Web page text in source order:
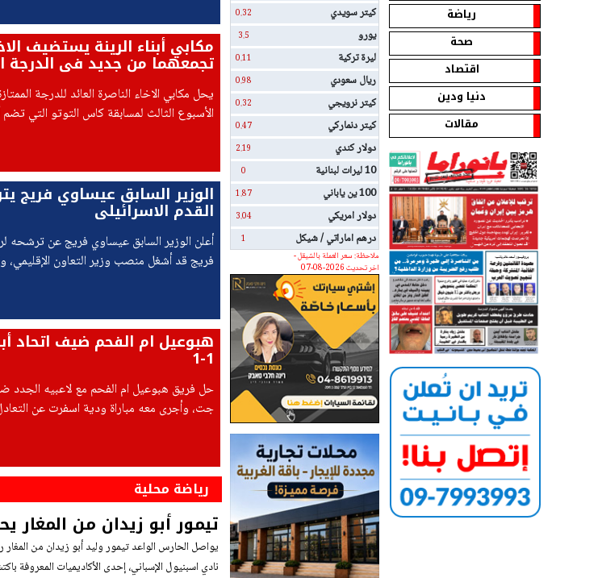
رياضة
صحة
اقتصاد
دنيا ودين
مقالات
كيتر سويدي 0.32
يورو 3.5
ليرة تركية 0.11
ريال سعودي 0.98
كيتر نرويجي 0.32
كيتر دنماركي 0.47
دولار كندي 2.19
10 ليرات لبنانية 0
100 ين ياباني 1.87
دولار امريكي 3.04
درهم اماراتي / شيكل
1
ملاحظة: سعر العملة بالشيقل -
اخر تحديث 2026-08-07
مكابي أبناء الرينة يستضيف
تجمعهما من جديد في الدرجة
يحل مكابي الاخاء الناصرة العائد للدرجة
الأسبوع الثالث لمسابقة كاس التوتو التي
الوزير السابق عيساوي فريج
القدم الاسرائيلي
أعلن الوزير السابق عيساوي فريج عن ترشحه
فريج قد أشغل منصب وزير التعاون
هبوعيل ام الفحم ضيف اتحاد
1-1
حل فريق هبوعيل ام الفحم مع لاعبيه الجدد
جت، وأجرى معه مباراة ودية اسفرت عن
رياضة محلية
تيمور أبو زيدان من المغار
أكاديمية إسبانيول
يواصل الحارس الواعد تيمور وليد أبو زيدان من
نادي اسبنيول الإسباني، إحدى الأكاديميات المعروفة